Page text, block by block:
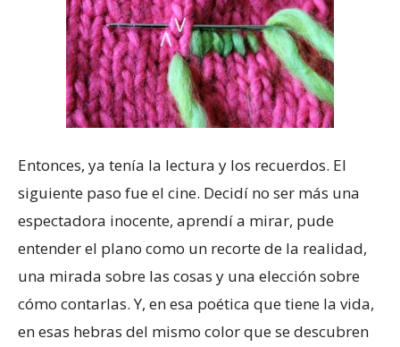
Entonces, ya tenía la lectura y los recuerdos. El
siguiente paso fue el cine. Decidí no ser más una
espectadora inocente, aprendí a mirar, pude
entender el plano como un recorte de la realidad,
una mirada sobre las cosas y una elección sobre
cómo contarlas. Y, en esa poética que tiene la vida,
en esas hebras del mismo color que se descubren